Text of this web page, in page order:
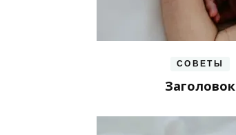
СОВЕТЫ
Заголовок